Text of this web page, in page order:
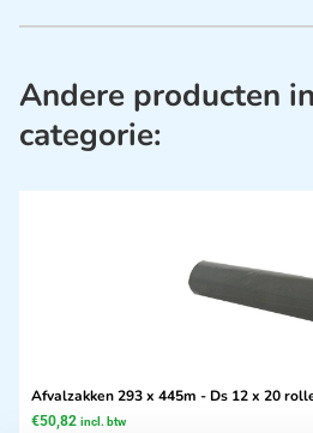
Andere producten
categorie:
Afvalzakken 293 x 445m - Ds 12 x 20
€50,82 incl. btw